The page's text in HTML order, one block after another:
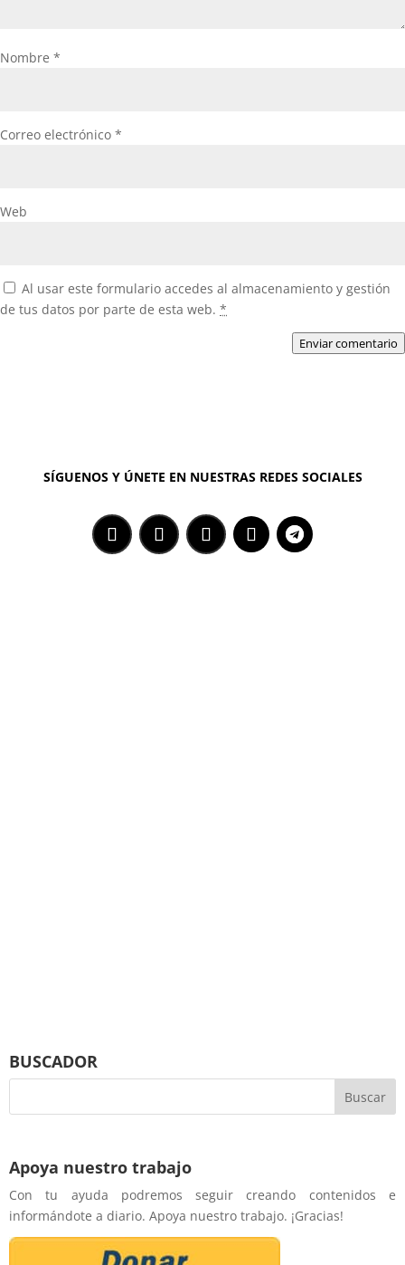
Nombre *
Correo electrónico *
Web
Al usar este formulario accedes al almacenamiento y gestión
de tus datos por parte de esta web. *
Enviar comentario
SÍGUENOS Y ÚNETE EN NUESTRAS REDES SOCIALES
BUSCADOR
Apoya nuestro trabajo
Con tu ayuda podremos seguir creando contenidos e
informándote a diario. Apoya nuestro trabajo. ¡Gracias!